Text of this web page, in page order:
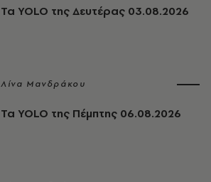
Τα YOLO της Δευτέρας 03.08.2026
Λίνα Μανδράκου
Τα YOLO της Πέμπτης 06.08.2026